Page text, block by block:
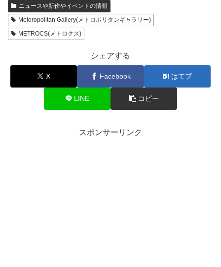
ニュースや新作やイベントの情報
Metoropolitan Gallery(メトロポリタンギャラリー)
METROCS(メトロクス)
シェアする
X Facebook はてブ
LINE コピー
スポンサーリンク